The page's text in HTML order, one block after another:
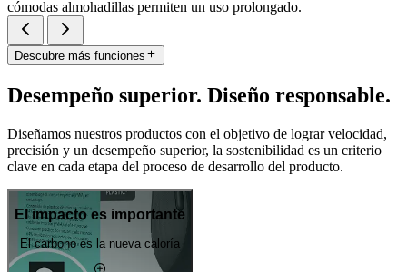
cómodas almohadillas permiten un uso prolongado.
Descubre más funciones
Desempeño superior. Diseño responsable.
Diseñamos nuestros productos con el objetivo de lograr velocidad,
precisión y un desempeño superior, la sostenibilidad es un criterio
clave en cada etapa del proceso de desarrollo del producto.
El impacto es importante
El carbono es la nueva caloría